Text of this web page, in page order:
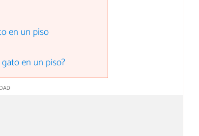
en un piso
en un piso?